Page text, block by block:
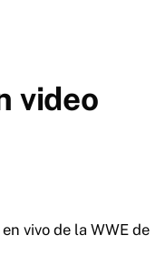
video
vivo de la WWE de